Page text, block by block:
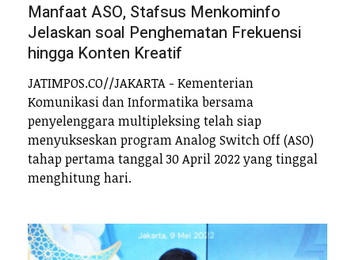
Manfaat ASO, Stafsus Menkominfo
Jelaskan soal Penghematan Frekuensi
hingga Konten Kreatif
JATIMPOS.CO//JAKARTA - Kementerian
Komunikasi dan Informatika bersama
penyelenggara multipleksing telah siap
menyukseskan program Analog Switch Off (ASO)
tahap pertama tanggal 30 April 2022 yang tinggal
menghitung hari.